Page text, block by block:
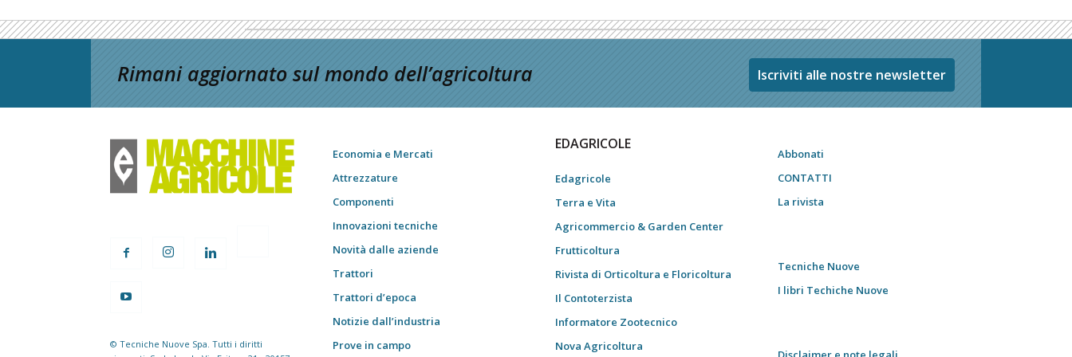
Rimani aggiornato sul mondo dell’agricoltura Iscriviti alle nostre newsletter
© Tecniche Nuove Spa. Tutti i diritti
Economia e Mercati
Attrezzature
Componenti
Innovazioni tecniche
Novità dalle aziende
Trattori
Trattori d’epoca
Notizie dall’industria
Prove in campo
EDAGRICOLE
Edagricole
Terra e Vita
Agricommercio & Garden Center
Frutticoltura
Rivista di Orticoltura e Floricoltura
Il Contoterzista
Informatore Zootecnico
Nova Agricoltura
Abbonati
CONTATTI
La rivista
Tecniche Nuove
I libri Techiche Nuove